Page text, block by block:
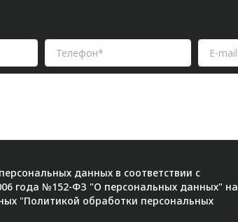
данных в соответствии с
года №152-ФЗ "О персональных данных" на
"Политикой обработки персональных